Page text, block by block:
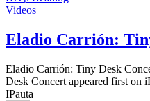
Videos
Eladio Carrión:
Eladio Carrión: Tiny Desk
Desk Concert appeared first on
IPauta